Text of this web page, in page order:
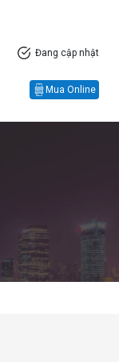
Đang cập nhật
Mua Online